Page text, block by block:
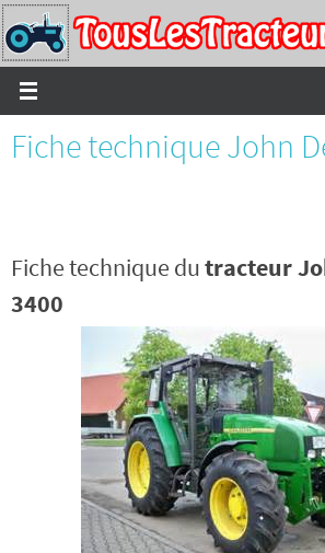
Passer
vers
le
contenu
Fiche technique John
Fiche technique dutracteur
3400